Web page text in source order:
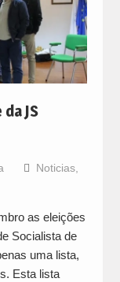
JS
Noticias,
as eleições
Socialista de
uma lista,
Esta lista